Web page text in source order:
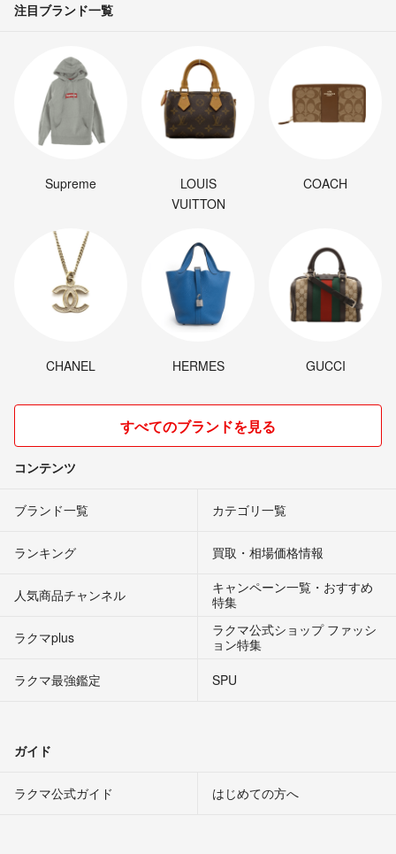
注目ブランド一覧
Supreme
LOUIS
VUITTON
COACH
CHANEL HERMES GUCCI
すべてのブランドを見る
コンテンツ
ブランド一覧 カテゴリ一覧
ランキング 買取・相場価格情報
人気商品チャンネル
キャンペーン一覧・おすすめ
特集
ラクマplus
ラクマ公式ショップ ファッシ
ョン特集
ラクマ最強鑑定
SPU
ガイド
ラクマ公式ガイド はじめての方へ